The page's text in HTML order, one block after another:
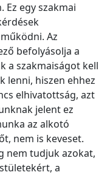
egy szakmai
Az
befolyásolja a
a szakmaiságot kell
lenni, hiszen ehhez
elhivatottság, azt
jelent ez
az alkotó
nem is keveset.
nem tudjuk azokat,
a